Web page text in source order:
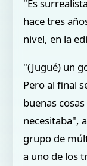
"Es
hace tres
nivel, en la
"(Jugué) un
Pero al final
buenas
necesitaba",
grupo de
a uno de los